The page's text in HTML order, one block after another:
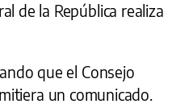
de la República realiza
que el Consejo
un comunicado.